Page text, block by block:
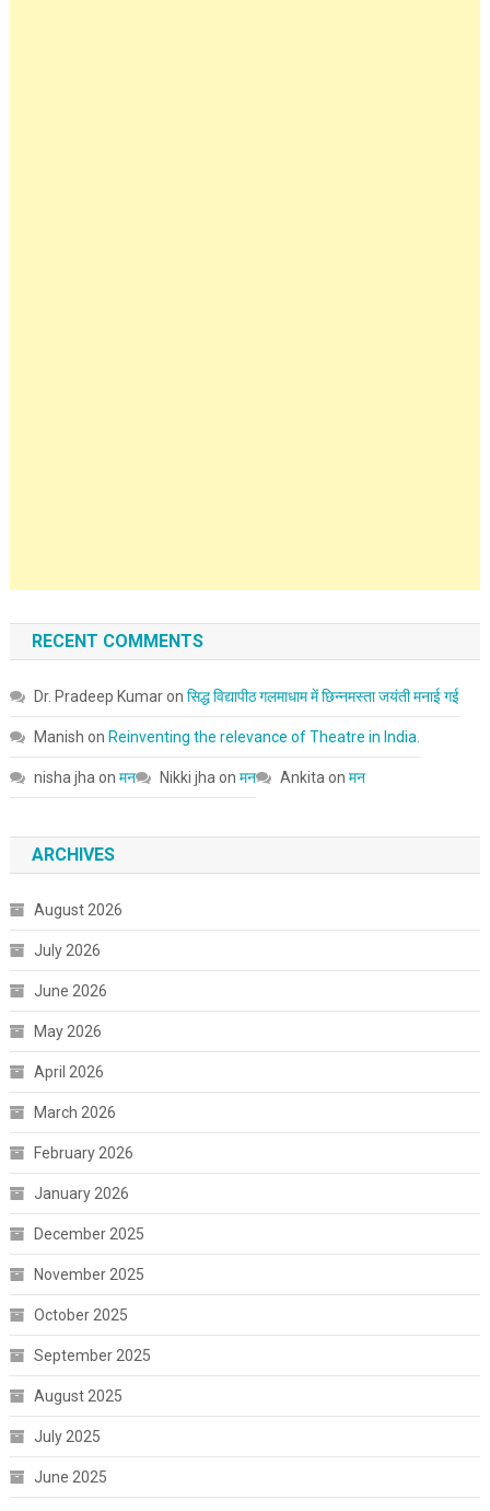
RECENT COMMENTS
Dr. Pradeep Kumaron सिद्ध विद्यापीठ गलमाधाम में छिन्नमस्ता जयंती मनाई गई
Manish on Reinventing the relevance of Theatre in India.
nisha jha on मन Nikki jha on मन Ankita on मन
ARCHIVES
August 2026
July 2026
June 2026
May 2026
April 2026
March 2026
February 2026
January 2026
December 2025
November 2025
October 2025
September 2025
August 2025
July 2025
June 2025